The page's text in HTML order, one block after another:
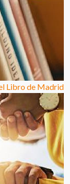
Libro de Madrid